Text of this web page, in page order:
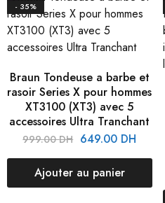
- 35%
Braun Tondeuse a barbe et
rasoir Series X pour hommes
XT3100 (XT3) avec 5
accessoires Ultra Tranchant
999.00DH 649.00 DH
Ajouter au panier